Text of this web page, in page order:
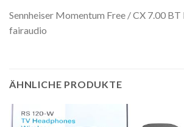
Sennheiser Momentum Free / CX 7.00
fairaudio
ÄHNLICHE PRODUKTE